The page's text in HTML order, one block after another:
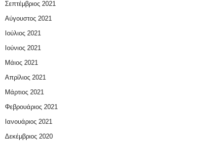
Σεπτέμβριος 2021
Αύγουστος 2021
Ιούλιος 2021
Ιούνιος 2021
Μάιος 2021
Απρίλιος 2021
Μάρτιος 2021
Φεβρουάριος 2021
Ιανουάριος 2021
Δεκέμβριος 2020